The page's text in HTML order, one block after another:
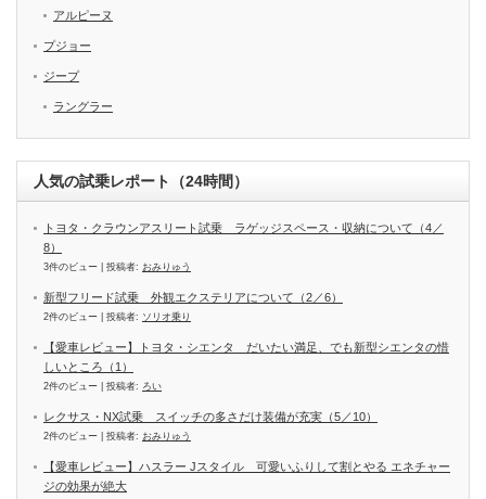
アルピーヌ
プジョー
ジープ
ラングラー
人気の試乗レポート（24時間）
トヨタ・クラウンアスリート試乗 ラゲッジスペース・収納について（4／
8）
3件のビュー 投稿者: おみりゅう
新型フリード試乗 外観エクステリアについて（2／6）
2件のビュー 投稿者: ソリオ乗り
【愛車レビュー】トヨタ・シエンタ だいたい満足、でも新型シエンタの惜
しいところ（1）
2件のビュー 投稿者: ろい
レクサス・NX試乗 スイッチの多さだけ装備が充実（5／10）
2件のビュー 投稿者: おみりゅう
【愛車レビュー】ハスラー Jスタイル 可愛いふりして割とやる エネチャー
ジの効果が絶大